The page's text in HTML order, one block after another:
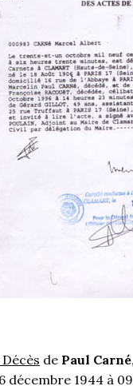
de Paul Carné
décembre 1944 à